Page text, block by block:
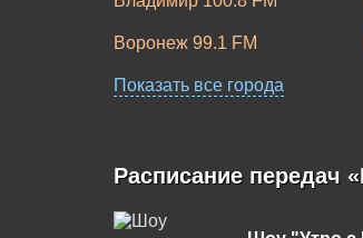
Воронеж 99.1 FM
Егорьевск 89.7 FM
Калуга 106.6 FM
Керчь 102.6 FM
Показать все города
Расписание передач